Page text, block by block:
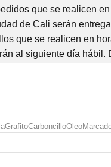
que se realicen
de Cali serán
que se realicen en
al siguiente día hábil.
GrafitoCarboncilloOleo